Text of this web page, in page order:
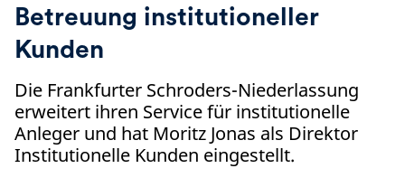
Betreuung institutioneller
Kunden
Die Frankfurter Schroders-Niederlassung
erweitert ihren Service für institutionelle
Anleger und hat Moritz Jonas als Direktor
Institutionelle Kunden eingestellt.